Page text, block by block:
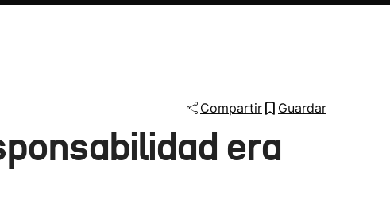
Compartir Guardar
era